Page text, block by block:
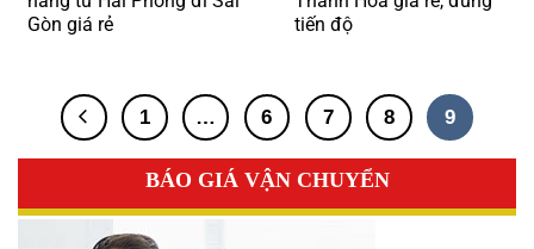
Gòn giá rẻ
tiến độ
1 … 6 7 8 9
BÁO GIÁ VẬN CHUYỂN